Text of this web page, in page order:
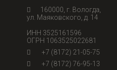
160000, г. Вологда,
ул. Маяковского, д. 14
ИНН 3525161596
ОГРН 1063525022681
+7 (8172) 21-05-75
+7 (8172) 76-95-13